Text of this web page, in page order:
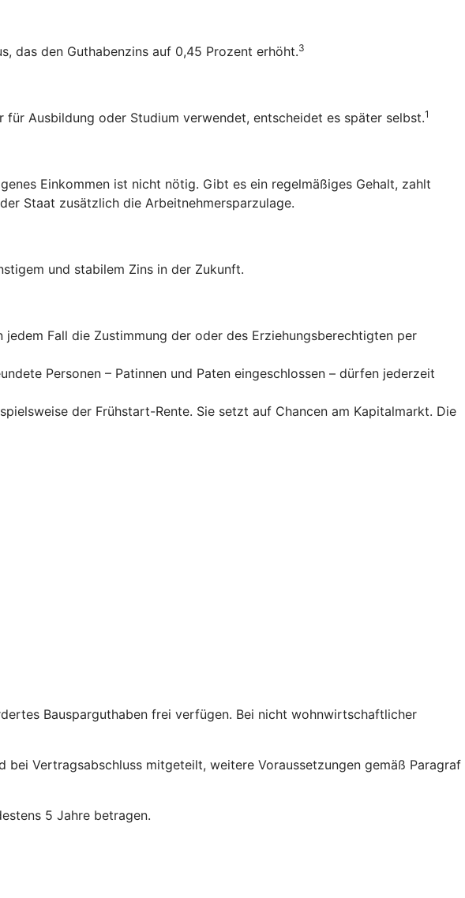
das den Guthabenzins auf 0,45 Prozent erhöht.3
Ausbildung oder Studium verwendet, entscheidet es später selbst.1
Einkommen ist nicht nötig. Gibt es ein regelmäßiges Gehalt, zahlt
Staat zusätzlich die Arbeitnehmer­spar­zulage.
und stabilem Zins in der Zukunft.
Fall die Zustimmung der oder des Erziehungsberechtigten per
Personen – Patinnen und Paten eingeschlossen – dürfen jederzeit
der Frühstart-Rente. Sie setzt auf Chancen am Kapitalmarkt. Die
Bausparguthaben frei verfügen. Bei nicht wohnwirtschaftlicher
Vertragsabschluss mitgeteilt, weitere Voraussetzungen gemäß Paragraf
5 Jahre betragen.